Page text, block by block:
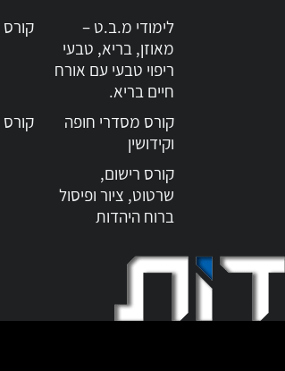
לימודי מ.ב.ט –
מאוזן, בריא, טבעי
ריפוי טבעי עם אורח
חיים בריא.
קורס מסדרי חופה
וקידושין
קורס רישום,
שרטוט, ציור ופיסול
ברוח היהדות